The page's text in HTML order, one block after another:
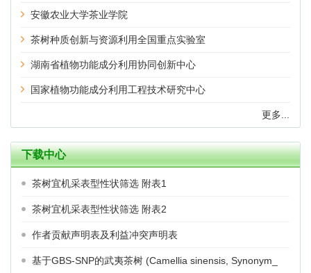
安徽农业大学茶业学院
茶树种质创新与资源利用全国重点实验室
湖南省植物功能成分利用协同创新中心
国家植物功能成分利用工程技术研究中心
更多...
下载中心
茶树宜机采表型性状筛选 附表1
茶树宜机采表型性状筛选 附表2
作者贡献声明表及利益冲突声明表
基于GBS-SNP的武夷茶树 (Camellia sinensis, Synonym_